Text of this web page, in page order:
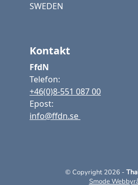
SWEDEN
Kontakt
FfdN
Telefon:
+46(0)8-551 087 00
Epost:
info@ffdn.se
© Copyright 2026 -
Smode